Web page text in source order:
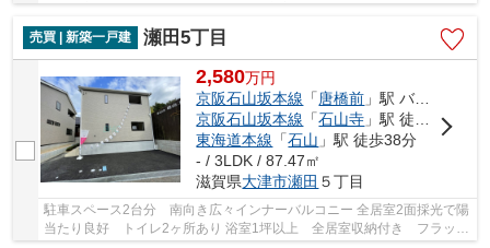
WIC・玄関土間収納など収納スペース充実 令和8年5月...
売買 | 新築一戸建
瀬田5丁目
2,580万円
京阪石山坂本線 「唐橋前 」駅 バス4分 「水天宮」 停歩4分
京阪石山坂本線 「石山寺 」駅 徒歩34分
東海道本線 「石山 」駅 徒歩38分
- / 3LDK / 87.47㎡
滋賀県大津市瀬田 ５丁目
駐車スペース2台分 南向き広々インナーバルコニー 全居室2面採光で陽
当たり良好 トイレ2ヶ所あり 浴室1坪以上 全居室収納付き フラット